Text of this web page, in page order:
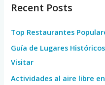
c
f
o
r
:
Recent Posts
Top Restaurantes
Guía de Lugares
Visitar
Actividades al aire libre